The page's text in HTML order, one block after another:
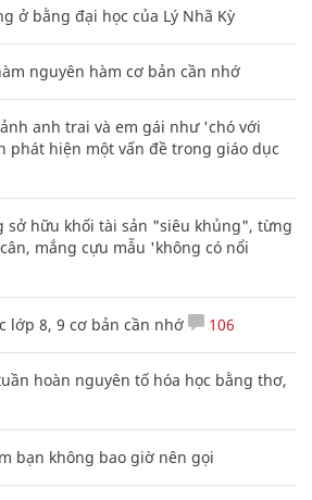
ở bằng đại học của Lý Nhã Kỳ
nguyên hàm cơ bản cần nhớ
anh trai và em gái như 'chó với
phát hiện một vấn đề trong giáo dục
sở hữu khối tài sản "siêu khủng", từng
mắng cựu mẫu 'không có nổi
lớp 8, 9 cơ bản cần nhớ 106
hoàn nguyên tố hóa học bằng thơ,
bạn không bao giờ nên gọi